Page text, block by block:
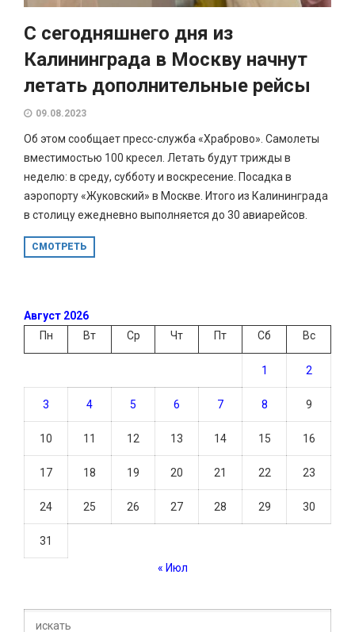
С сегодняшнего дня из
Калининграда в Москву начнут
летать дополнительные рейсы
09.08.2023
Об этом сообщает пресс-служба «Храброво». Самолеты
вместимостью 100 кресел. Летать будут трижды в
неделю: в среду, субботу и воскресение. Посадка в
аэропорту «Жуковский» в Москве. Итого из Калининграда
в столицу ежедневно выполняется до 30 авиарейсов.
СМОТРЕТЬ
Август 2026
Пн
Вт Ср Чт Пт Сб Вс
1 2
3 4 5 6 7 8 9
10 11 12 13 14 15 16
17 18 19 20 21 22 23
24 25 26 27 28 29 30
31
« Июл